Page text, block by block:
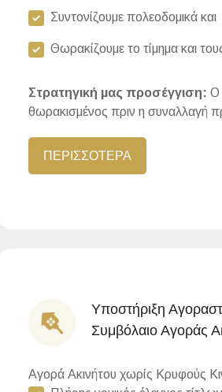
Συντονίζουμε πολεοδομικά
Θωρακίζουμε το τίμημα και
Στρατηγική μας προσέγγιση: Ο
θωρακισμένος πριν η συναλλαγή
ΠΕΡΙΣΣΟΤΕΡΑ
Υποστήριξη
Συμβόλαιο Αγοράς
Αγορά Ακινήτου χωρίς Κρυφούς